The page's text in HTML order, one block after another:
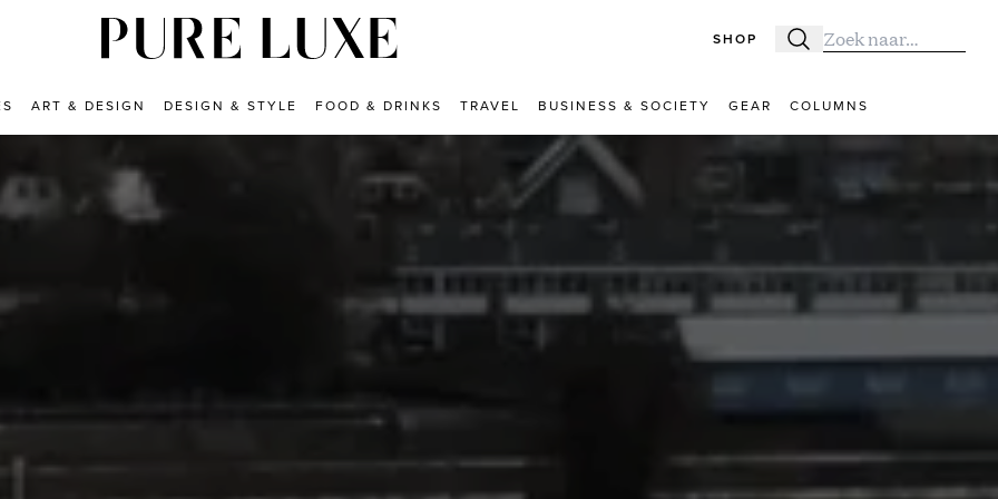
SHOP Zoeken
Zoek naar:
ART & DESIGN DESIGN & STYLE FOOD & DRINKS TRAVEL BUSINESS & SOCIETY GEAR COLUMNS